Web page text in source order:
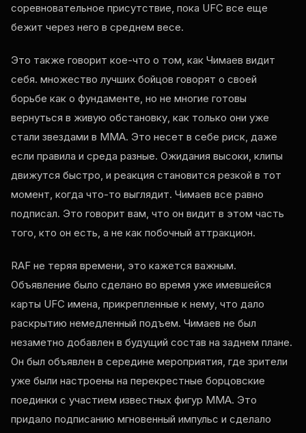
соревновательное присутствие, пока UFC все еще
бежит через него в среднем весе.
Это также говорит кое-что о том, как Чимаев видит
себя. множество лучших бойцов говорят о своей
борьбе как о фундаменте, но не многие готовы
вернуться в живую обстановку, как только они уже
стали звездами в ММА. Это несет в себе риск, даже
если правила и среда разные. Ожидания высоки, клипы
движутся быстро, и реакция становится резкой в тот
момент, когда что-то выглядит. Чимаев все равно
подписал. Это говорит вам, что он видит в этом часть
того, кто он есть, а не как побочный аттракцион.
RAF не теряя времени, это кажется важным.
Объявление было сделано во время уже имевшейся
карты UFC имена, прикрепленные к нему, что дало
раскрытию немедленный подъем. Чимаев не был
незаметно добавлен в будущий состав на заднем плане.
Он был объявлен в середине мероприятия, где зрители
уже были настроены на перекрестные борцовские
поединки с участием известных фигур ММА. Это
придало подписанию мгновенный импульс и сделало